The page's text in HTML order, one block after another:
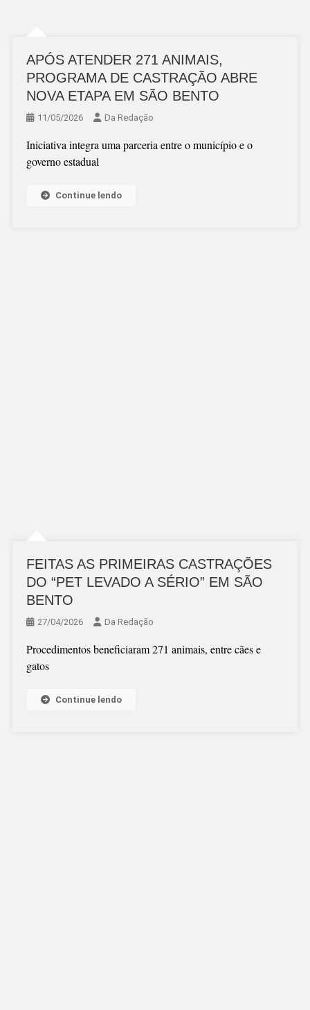
APÓS ATENDER 271 ANIMAIS,
PROGRAMA DE CASTRAÇÃO ABRE
NOVA ETAPA EM SÃO BENTO
11/05/2026 Da Redação
Iniciativa integra uma parceria entre o município e o
governo estadual
Continue lendo
FEITAS AS PRIMEIRAS CASTRAÇÕES
DO “PET LEVADO A SÉRIO” EM SÃO
BENTO
27/04/2026 Da Redação
Procedimentos beneficiaram 271 animais, entre cães e
gatos
Continue lendo